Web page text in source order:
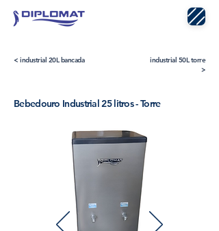
< industrial 20L bancada
industrial 50L torre
>
Bebedouro Industrial 25 litros - Torre